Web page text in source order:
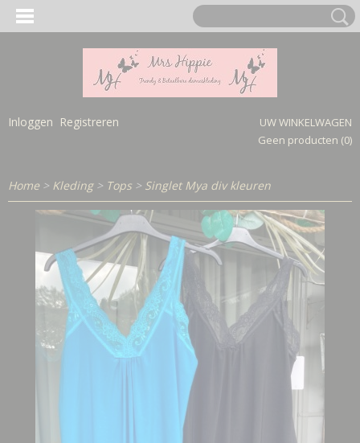
Inloggen Registreren
UW WINKELWAGEN
Geen producten (0)
Home > Kleding> Tops > Singlet Mya div kleuren